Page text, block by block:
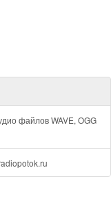
файлов WAVE, OGG